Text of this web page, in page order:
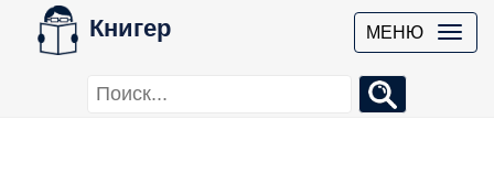
Книгер МЕНЮ